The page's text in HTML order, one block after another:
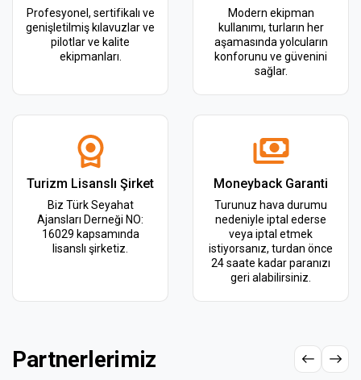
Profesyonel, sertifikalı ve
genişletilmiş kılavuzlar ve
pilotlar ve kalite
ekipmanları.
Modern ekipman
kullanımı, turların her
aşamasında yolcuların
konforunu ve güvenini
sağlar.
Turizm Lisanslı Şirket
Biz Türk Seyahat
Ajansları Derneği NO:
16029 kapsamında
lisanslı şirketiz.
Moneyback Garanti
Turunuz hava durumu
nedeniyle iptal ederse
veya iptal etmek
istiyorsanız, turdan önce
24 saate kadar paranızı
geri alabilirsiniz.
Partnerlerimiz